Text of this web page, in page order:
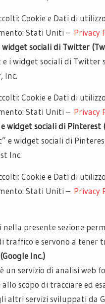
Cookie e Dati di
Stati Uniti – Privacy
widget sociali di Twitter
i widget sociali di Twitter
Inc.
Cookie e Dati di
Stati Uniti – Privacy
widget sociali di Pinterest
e widget sociali di
Inc.
Cookie e Dati di
Stati Uniti – Privacy
nella presente sezione
traffico e servono a tener
Inc.)
un servizio di analisi web
scopo di tracciare ed
altri servizi sviluppati da